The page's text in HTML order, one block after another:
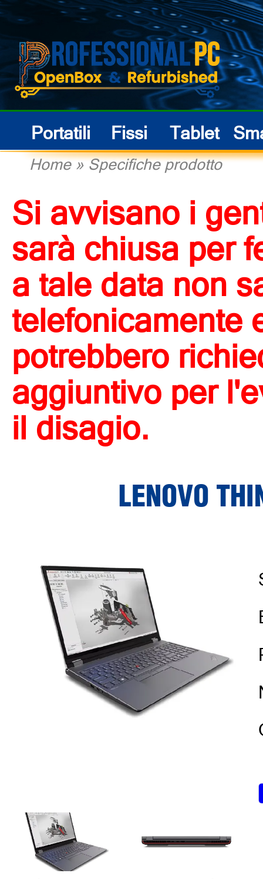
Portatili Fissi Tablet
Home»Specifiche prodotto
Si avvisano i
sarà chiusa per
a tale data non
telefonicamente
potrebbero
aggiuntivo per
il disagio.
LENOVO